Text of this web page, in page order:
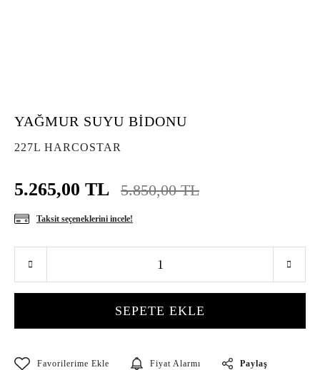
YAĞMUR SUYU BİDONU
227L HARCOSTAR
5.265,00 TL 5.850,00 TL
Taksit seçeneklerini incele!
SEPETE EKLE
Fiyat Alarmı Paylaş